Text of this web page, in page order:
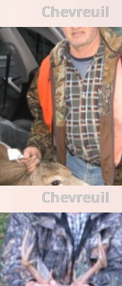
Chevreuil
Chevreuil